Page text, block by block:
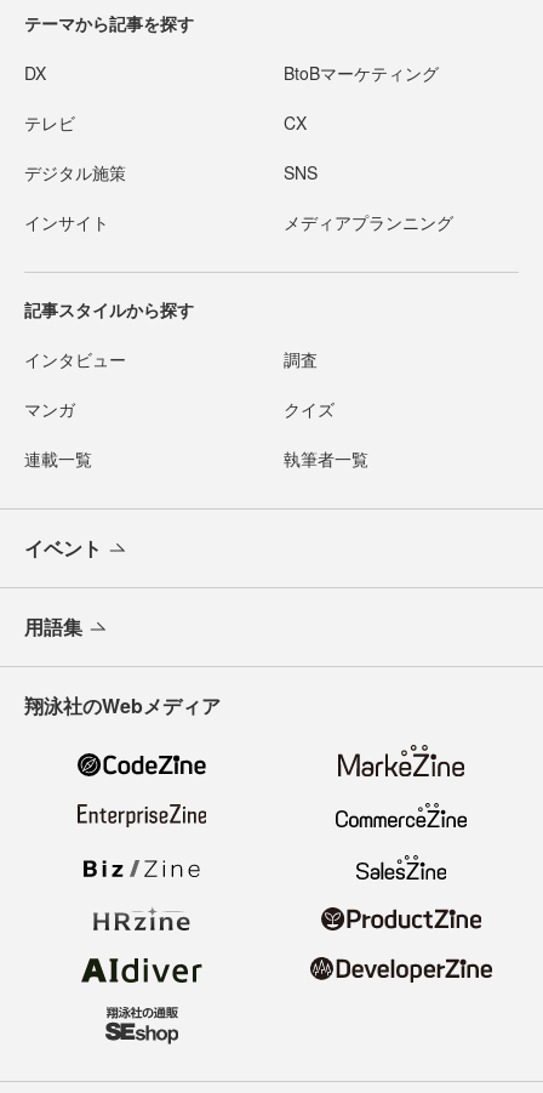
テーマから記事を探す
DX BtoBマーケティング
テレビ CX
デジタル施策 SNS
インサイト メディアプランニング
記事スタイルから探す
インタビュー 調査
マンガ クイズ
連載一覧 執筆者一覧
イベント
用語集
翔泳社のWebメディア